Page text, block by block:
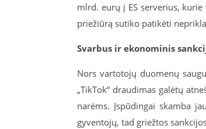
mlrd. eurų į ES serverius,
priežiūrą sutiko patikėti
Svarbus ir ekonominis
Nors vartotojų duomenų
„TikTok“ draudimas galėtų
narėms. Įspūdingai skamba
gyventojų, tad griežtos